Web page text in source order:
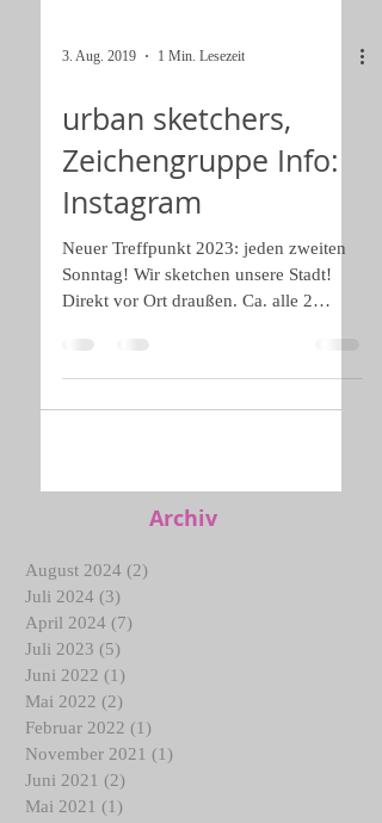
3. Aug. 2019 1 Min. Lesezeit
urban sketchers,
Zeichengruppe Info:
Instagram
Neuer Treffpunkt 2023: jeden zweiten
Wochen, Termine werden bei...
August 2024 (2)
Juli 2024 (3)
April 2024 (7)
Juli 2023 (5)5 Beiträge
Juni 2022 (1) 1 Beitrag
Mai 2022 (2)2 Beiträge
Februar 2022
November 2021